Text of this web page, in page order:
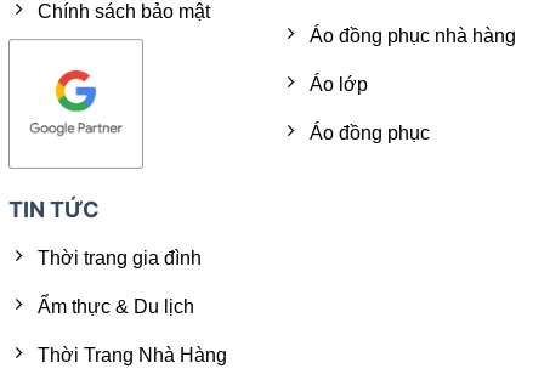
Chính sách bảo mật
Áo đồng phục nhà hàng
Áo lớp
Áo đồng phục
TIN TỨC
Thời trang gia đình
Ẩm thực & Du lịch
Thời Trang Nhà Hàng